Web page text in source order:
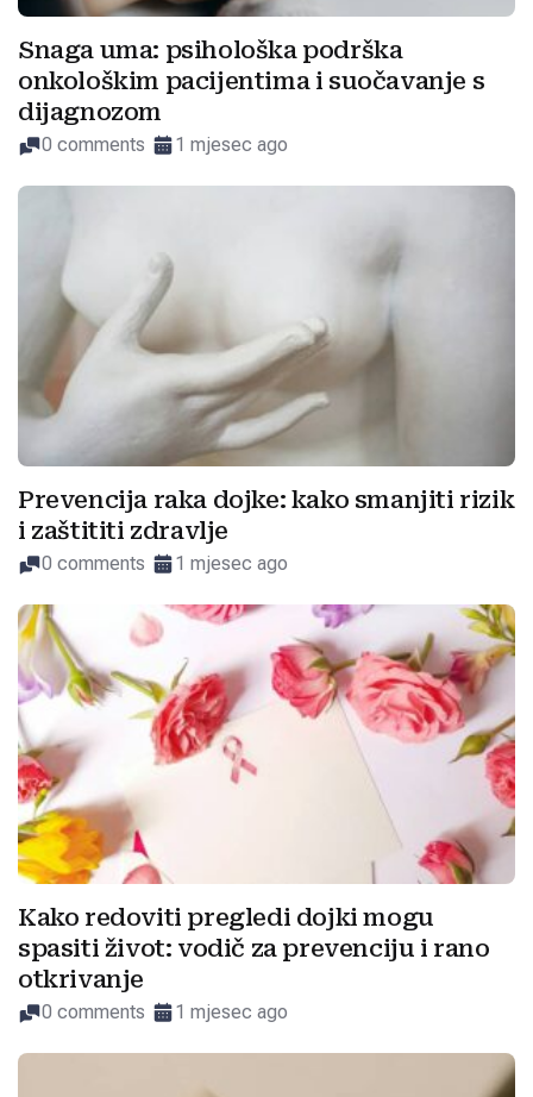
Snaga uma: psihološka podrška
onkološkim pacijentima i suočavanje s
dijagnozom
0 comments 1 mjesec ago
Prevencija raka dojke: kako smanjiti rizik
i zaštititi zdravlje
0 comments 1 mjesec ago
Kako redoviti pregledi dojki mogu
spasiti život: vodič za prevenciju i rano
otkrivanje
0 comments 1 mjesec ago